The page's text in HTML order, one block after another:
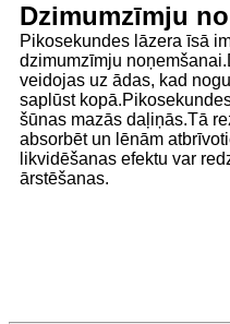
Dzimumzīmju
Pikosekundes lāzera īsā
dzimumzīmju
veidojas uz ādas, kad
saplūst
šūnas mazās daļiņās.Tā
absorbēt un lēnām
likvidēšanas efektu var
ārstēšanas.